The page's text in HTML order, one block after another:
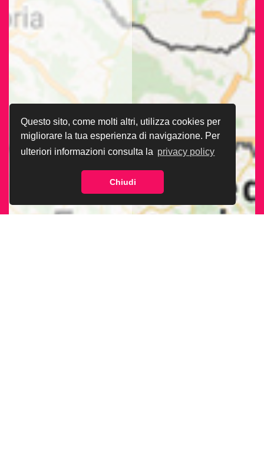
Questo sito, come molti altri, utilizza cookies per
migliorare la tua esperienza di navigazione. Per
ulteriori informazioni consulta la privacy policy
Chiudi